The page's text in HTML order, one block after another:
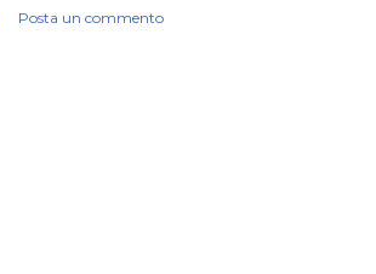
Posta un commento